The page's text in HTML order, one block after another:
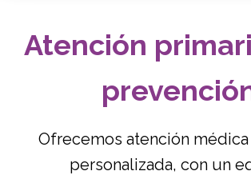
Atención
Ofrecemos atención
personalizada, con un